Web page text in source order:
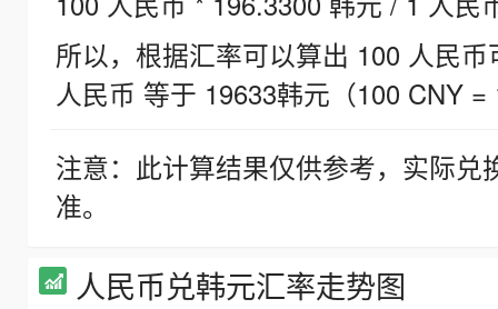
所以，根据汇率可以算出 100 人民
人民币 等于 19633韩元（100 CNY =
注意：此计算结果仅供参考，实际
准。
人民币兑韩元汇率走势图